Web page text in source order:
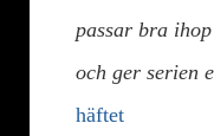
passar bra
och ger serien
häftet